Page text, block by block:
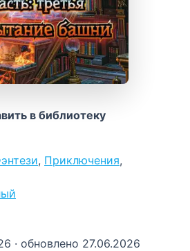
в библиотеку
, Приключения,
· обновлено 27.06.2026